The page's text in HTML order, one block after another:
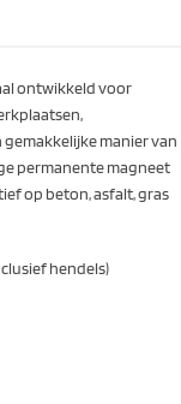
ontwikkeld voor
manier van
permanente magneet
op beton, asfalt, gras
hendels)